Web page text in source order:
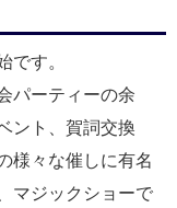
です。
パーティーの余
ント、賀詞交換
様々な催しに有名
マジックショーで